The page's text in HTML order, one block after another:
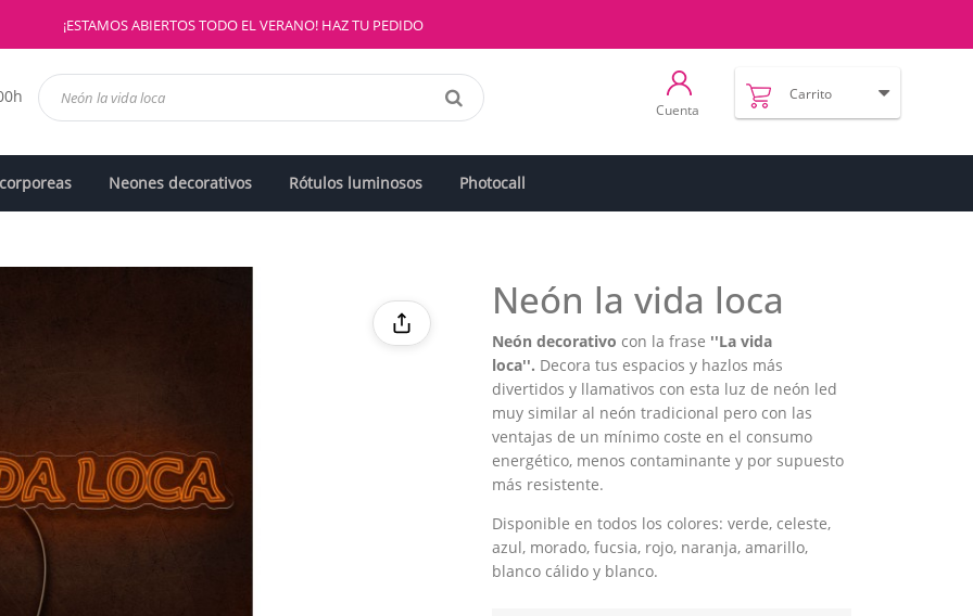
¡ESTAMOS ABIERTOS TODO EL VERANO! HAZ TU PEDIDO
Carrito
Cuenta
Neones decorativos Rótulos luminosos Photocall
Neón la vida loca
Neón decorativo con la frase ''La vida
loca''. Decora tus espacios y hazlos más
divertidos y llamativos con esta luz de neón led
muy similar al neón tradicional pero con las
ventajas de un mínimo coste en el consumo
energético, menos contaminante y por supuesto
más resistente.
Disponible en todos los colores: verde, celeste,
azul, morado, fucsia, rojo, naranja, amarillo,
blanco cálido y blanco.